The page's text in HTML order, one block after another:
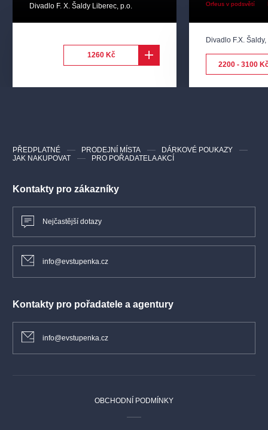
Divadlo F. X. Šaldy Liberec, p.o.
1260 Kč
Orfeus v podsvětí
Divadlo F.X. Šaldy,
2200 - 3100
Kontakty pro zákazníky
Nejčastější dotazy
info@evstupenka.cz
Kontakty pro pořadatele a agentury
info@evstupenka.cz
PŘEDPLATNÉ PRODEJNÍ MÍSTA
DÁRKOVÉ POUKAZY
JAK NAKUPOVAT
PRO POŘADATELA AKCÍ
OBCHODNÍ PODMÍNKY